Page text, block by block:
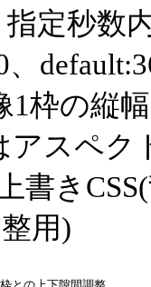
指定秒
1枠の縦
アスペク
上書き
用)